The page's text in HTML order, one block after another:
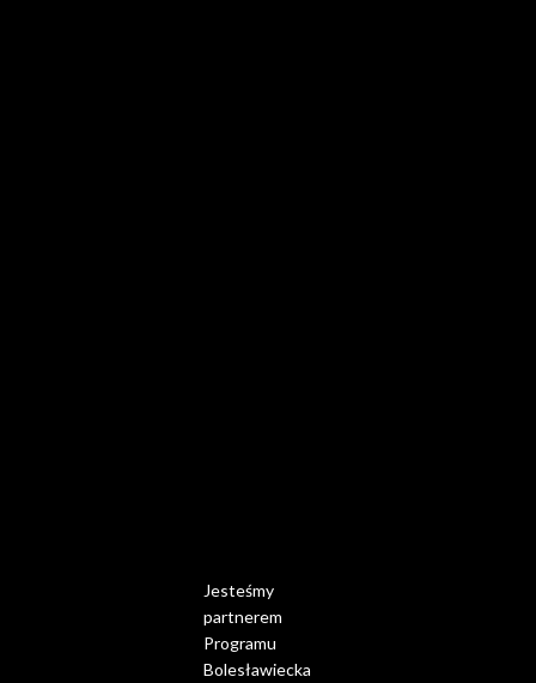
Jesteśmy
partnerem
Programu
Bolesławiecka